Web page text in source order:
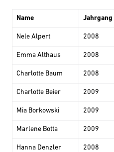
Name Jahrgang
Nele Alpert 2008
Emma Althaus 2008
Charlotte Baum 2008
Charlotte Beier 2009
Mia Borkowski 2009
Marlene Botta 2009
Hanna Denzler 2008